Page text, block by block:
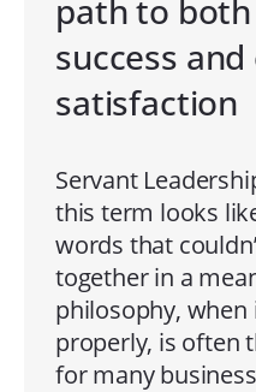
path to
success
satisfaction
Servant
this term looks
words that
together in a
philosophy,
properly, is often
for many